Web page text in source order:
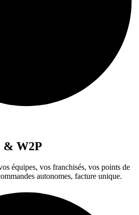
& W2P
équipes, vos franchisés, vos points de
autonomes, facture unique.